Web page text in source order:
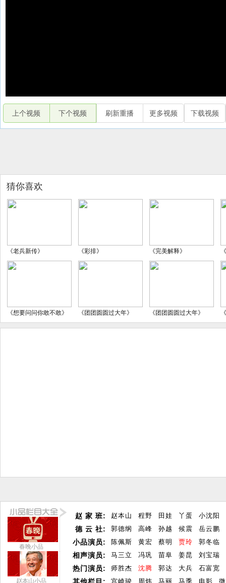
上个视频 下个视频 刷新重播 更多视频 下载视频
猜你喜欢
《老兵新传》 《彩排》 《完美解释》
《想要问问你敢不敢》 《团团圆圆过大年》 《团团圆圆过大年》
春晚小品
赵本山小品
赵 家 班:
德 云 社:
小品演员:
相声演员:
热门演员:
赵本山 程野 田娃 丫蛋
小沈阳
郭德纲
高峰 孙越 候震
岳云鹏
陈佩斯
黄宏 蔡明 贾玲
郭冬临
马三立
冯巩 苗阜 姜昆
刘宝瑞
师胜杰
沈腾 郭达 大兵
石富宽
宫崎骏
周炜 马丽 马季 电影